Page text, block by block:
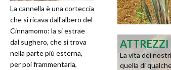
La cannella è una corteccia
che si ricava dall'albero del
Cinnamomo: la si estrae
dal sughero, che si trova
nella parte più esterna,
per poi frammentarla,
ATTREZZI
La vita dei
quella di